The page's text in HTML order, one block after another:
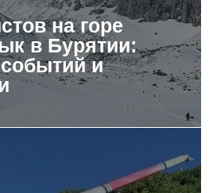
на горе
в Бурятии:
и